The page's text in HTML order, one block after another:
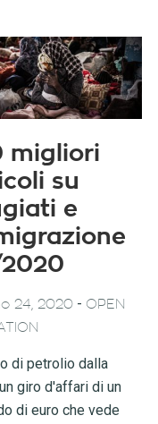
migliori
su
e
24, 2020 - OPEN
di petrolio dalla
giro d'affari di un
di euro che vede